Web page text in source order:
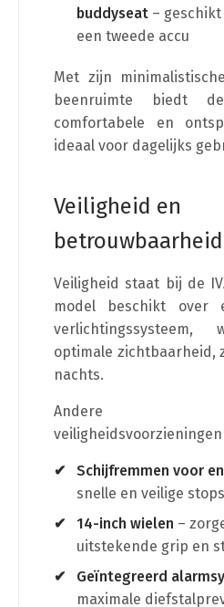
buddyseat –
een tweede accu
Met zijn
beenruimte biedt
comfortabele en
ideaal voor dagelijks
Veiligheid en
betrouwbaarheid
Veiligheid staat bij de
model beschikt over
optimale zichtbaarheid,
nachts.
Andere
Schijfremmen voor
snelle en veilige stops
14-inch wielen –
uitstekende grip en
Geïntegreerd
maximale